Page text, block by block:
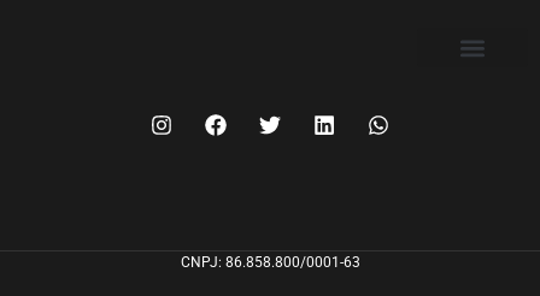
CNPJ: 86.858.800/0001-63